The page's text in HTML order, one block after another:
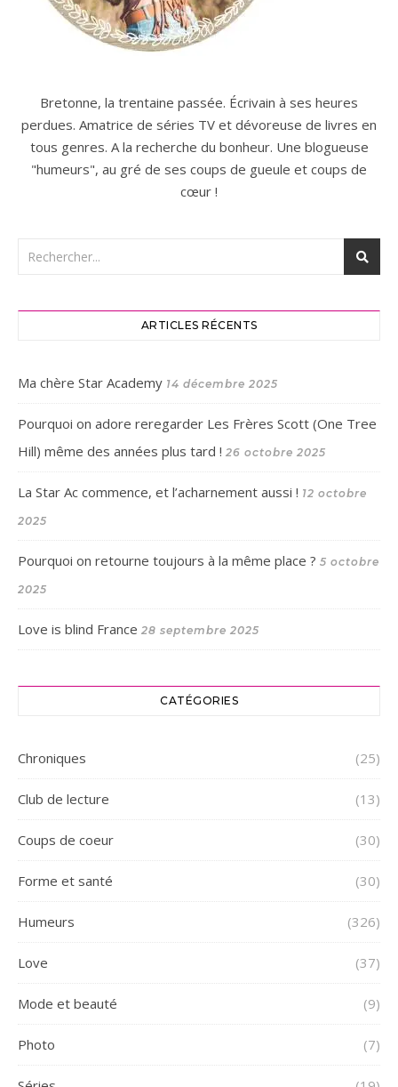
Bretonne, la trentaine passée. Écrivain à ses heures
perdues. Amatrice de séries TV et dévoreuse de livres en
tous genres. A la recherche du bonheur. Une blogueuse
"humeurs", au gré de ses coups de gueule et coups de
cœur !
ARTICLES RÉCENTS
Ma chère Star Academy 14 décembre 2025
Pourquoi on adore reregarder Les Frères Scott (One Tree
Hill) même des années plus tard ! 26 octobre 2025
La Star Ac commence, et l’acharnement aussi ! 12 octobre
2025
Pourquoi on retourne toujours à la même place ? 5 octobre
2025
Love is blind France 28 septembre 2025
CATÉGORIES
Chroniques (25)
Club de lecture (13)
Coups de coeur (30)
Forme et santé (30)
Humeurs (326)
Love (37)
Mode et beauté (9)
Photo (7)